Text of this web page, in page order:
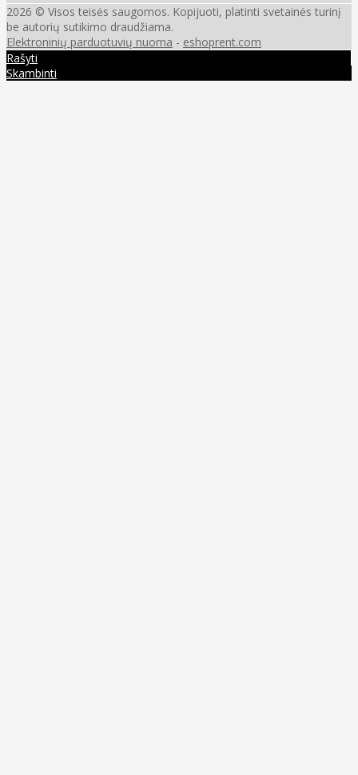
2026 © Visos teisės saugomos. Kopijuoti, platinti svetainės turinį
be autorių sutikimo draudžiama.
Elektroninių parduotuvių nuoma - eshoprent.com
Rašyti
Skambinti